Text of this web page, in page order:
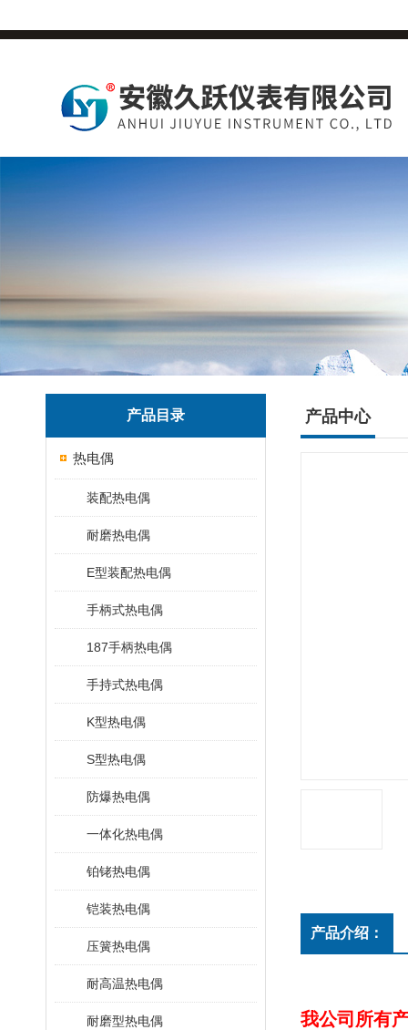
产品目录
热电偶
装配热电偶
耐磨热电偶
E型装配热电偶
手柄式热电偶
187手柄热电偶
手持式热电偶
K型热电偶
S型热电偶
防爆热电偶
一体化热电偶
铂铑热电偶
铠装热电偶
压簧热电偶
耐高温热电偶
耐磨型热电偶
产品中心
产品介绍：
我公司 所有